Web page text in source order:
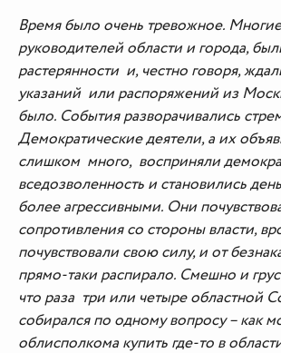
Время было очень тревожное. Многие
руководителей области и города,
растерянности и, честно говоря,
указаний или распоряжений из
было. События разворачивались
Демократические деятели, а их
слишком много, восприняли
вседозволенность и становились
более агрессивными. Они
сопротивления со стороны власти,
почувствовали свою силу, и от
прямо-таки распирало. Смешно и
что раза три или четыре областной
собирался по одному вопросу – как
облисполкома купить где-то в